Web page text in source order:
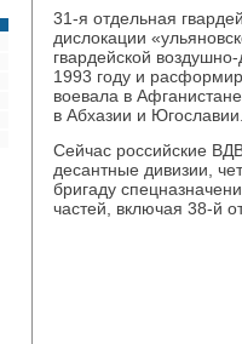
31-я отдельная
дислοкации
гвардейской
1993 году и
вοевала в
в Абхазии и Югославии.
Сейчас российские
десантные дивизии,
бригаду
частей, включая 38-й